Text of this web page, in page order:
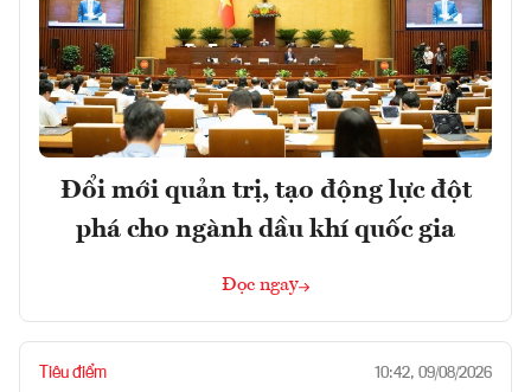
Đổi mới quản trị, tạo động lực đột
phá cho ngành dầu khí quốc gia
Đọc ngay
Tiêu điểm 10:42, 09/08/2026